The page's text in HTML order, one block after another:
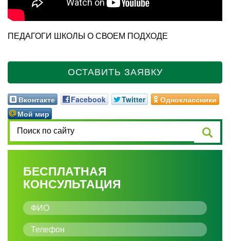
ПЕДАГОГИ ШКОЛЫ О СВОЕМ ПОДХОДЕ
ОСТАВИТЬ ЗАЯВКУ
Вконтакте Facebook Twitter
Одноклассники
Мой мир
БЕСПЛАТНАЯ
КОНСУЛЬТАЦИЯ